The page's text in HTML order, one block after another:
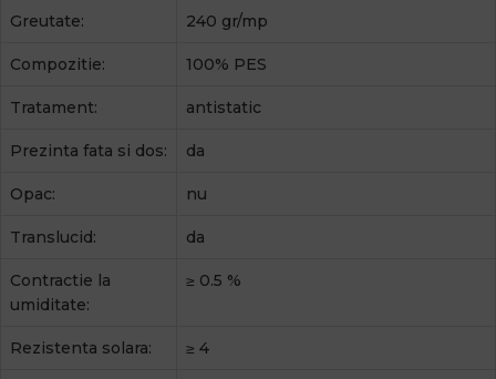
Greutate: 240 gr/mp
Compozitie: 100% PES
Tratament: antistatic
Prezinta fata si dos: da
Opac: nu
Translucid: da
Contractie la
umiditate:
≥ 0.5 %
Rezistenta solara: ≥ 4